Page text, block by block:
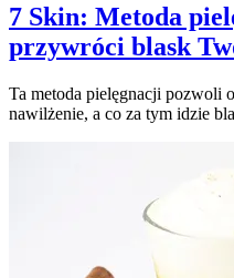
7 Skin: Metoda
przywróci blask
Ta metoda pielęgnacji pozwoli
nawilżenie, a co za tym idzie